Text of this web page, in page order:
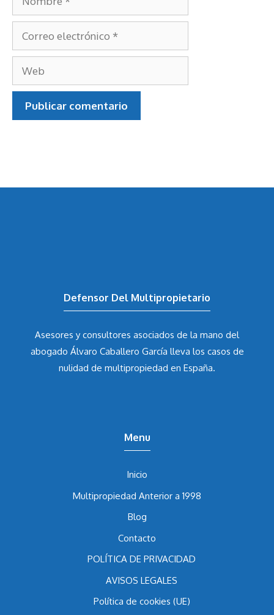
Nombre
Correo
electrónico
Web
Asesores y consultores asociados de la mano del
abogado Álvaro Caballero Garcíalleva los casos de
Inicio
Multipropiedad Anterior a 1998
Blog
Contacto
POLÍTICA DE PRIVACIDAD
AVISOS LEGALES